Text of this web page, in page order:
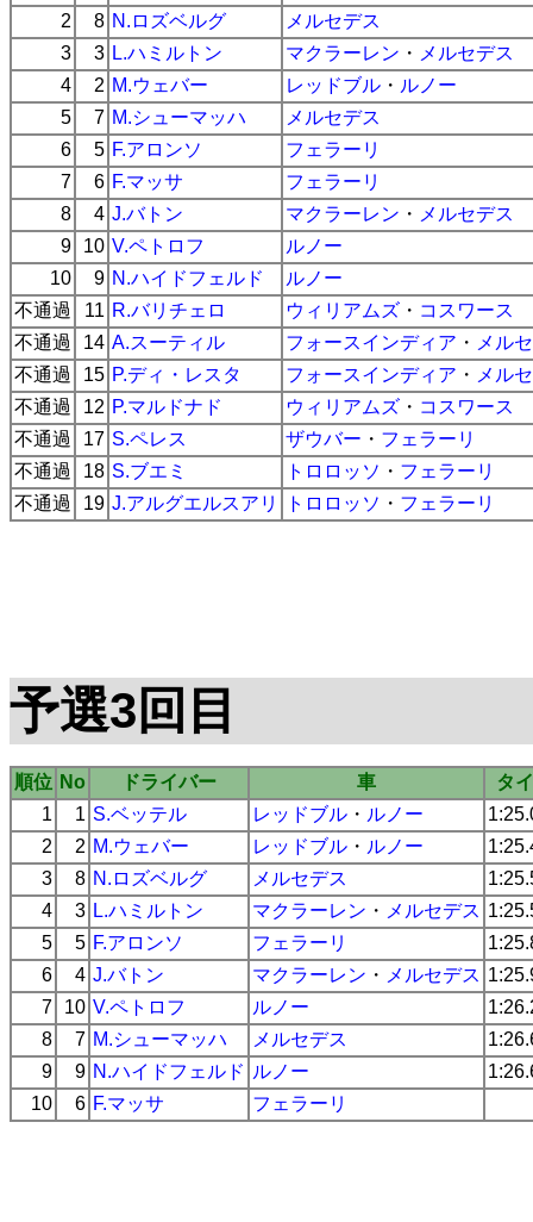
2
8 N.ロズベルグ
メルセデス
3
3 L.ハミルトン マクラーレン ・ メルセデス
4
2 M.ウェバー レッドブル ・ ルノー
5
7 M.シューマッハ
メルセデス
6
5 F.アロンソ
フェラーリ
7
6 F.マッサ
フェラーリ
8
4 J.バトン マクラーレン ・ メルセデス
9
10 V.ペトロフ
ルノー
10
9 N.ハイドフェルド
ルノー
不通過
11 R.バリチェロ ウィリアムズ ・ コスワース
不通過
14 A.スーティル フォースインディア ・ メル
不通過
15 P.ディ・レスタ フォースインディア ・ メル
不通過
12 P.マルドナド ウィリアムズ ・ コスワース
不通過
17 S.ペレス ザウバー ・ フェラーリ
不通過
18 S.ブエミ トロロッソ ・ フェラーリ
不通過
19 J.アルグエルスアリ トロロッソ ・ フェラーリ
予選3回目
順位 No ドライバー 車
タ
1
1 S.ベッテル レッドブル ・ ルノー
2
2 M.ウェバー レッドブル ・ ルノー
3
8 N.ロズベルグ メルセデス
4
3 L.ハミルトン マクラーレン ・ メルセデス
5
5 F.アロンソ フェラーリ
6
4 J.バトン マクラーレン ・ メルセデス
7
10 V.ペトロフ ルノー
8
7 M.シューマッハ メルセデス
9
9 N.ハイドフェルド ルノー
10
6 F.マッサ フェラーリ